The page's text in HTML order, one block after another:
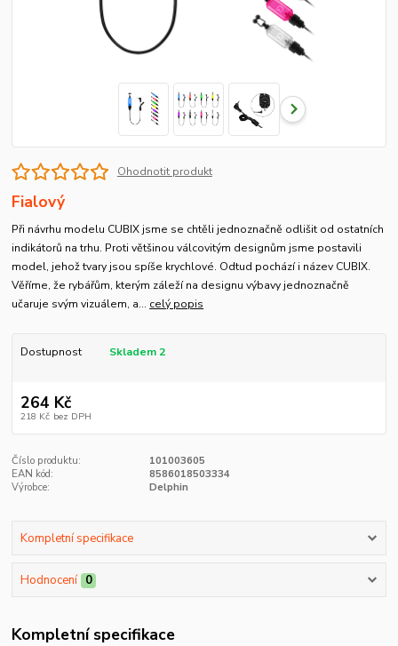
Ohodnotit produkt
Fialový
Při návrhu modelu CUBIX jsme se chtěli jednoznačně odlišit od ostatních
indikátorů na trhu. Proti většinou válcovitým designům jsme postavili
model, jehož tvary jsou spíše krychlové. Odtud pochází i název CUBIX.
Věříme, že rybářům, kterým záleží na designu výbavy jednoznačně
učaruje svým vizuálem, a... celý popis
Dostupnost Skladem 2
264 Kč
218 Kč bez DPH
Číslo produktu:
101003605
EAN kód:
8586018503334
Výrobce:
Delphin
Kompletní specifikace
Hodnocení 0
Kompletní specifikace